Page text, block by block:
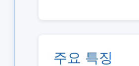
주요 특징